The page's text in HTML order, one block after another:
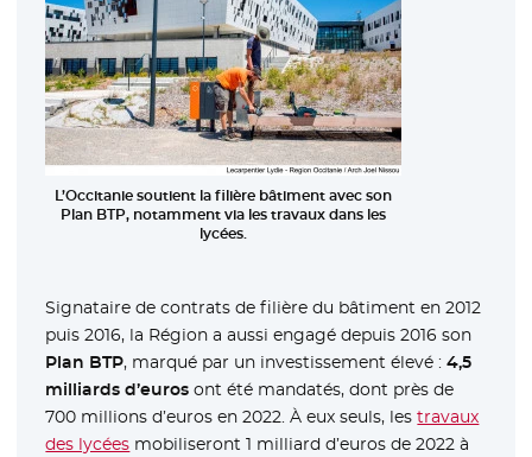
L’Occitanie soutient la filière bâtiment avec son
Plan BTP, notamment via les travaux dans les
lycées.
Signataire de contrats de filière du bâtiment en 2012
puis 2016, la Région a aussi engagé depuis 2016 son
Plan BTP, marqué par un investissement élevé :4,5
milliards d’euros ont été mandatés, dont près de
700 millions d’euros en 2022. À eux seuls, lestravaux
des lycées mobiliseront 1 milliard d’euros de 2022 à